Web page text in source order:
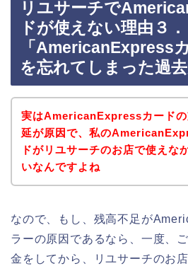
リユサーチで
ドが使えない理由３．
「AmericanExpress
を忘れてしまった過去
実はAmericanExpressカードの
延が原因で、私の
ドがリユサーチのお店で使えな
いなんですよね
なので、もし、残高不足が
ラーの原因であるなら、一度、
金をしてから、リユサーチのお